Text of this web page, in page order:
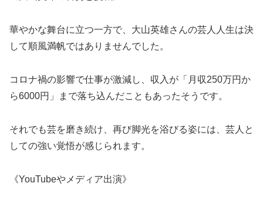
華やかな舞台に立つ一方で、大山英雄さんの芸人人生は決
して順風満帆ではありませんでした。
コロナ禍の影響で仕事が激減し、収入が「月収250万円か
ら6000円」まで落ち込んだこともあったそうです。
それでも芸を磨き続け、再び脚光を浴びる姿には、芸人と
しての強い覚悟が感じられます。
《YouTubeやメディア出演》